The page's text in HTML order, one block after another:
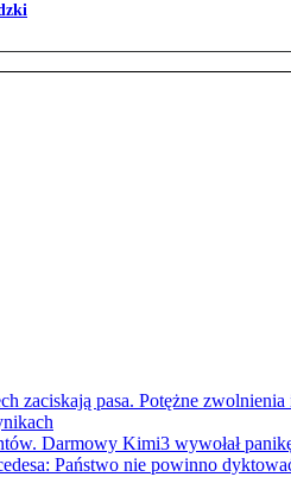
zaciskają pasa. Potężne zwolnienia
Darmowy Kimi3 wywołał
Państwo nie powinno